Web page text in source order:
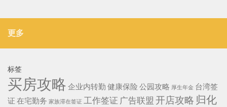
更多
标签
买房攻略 企业内转勤 健康保险 公园攻略 厚生年金 台湾签
证 在宅勤务 家族滞在签证 工作签证 广告联盟 开店攻略 归化